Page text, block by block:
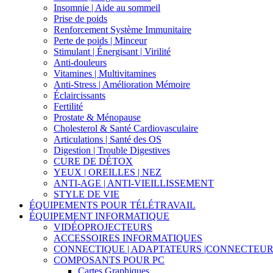
Insomnie | Aide au sommeil
Prise de poids
Renforcement Système Immunitaire
Perte de poids | Minceur
Stimulant | Énergisant | Virilité
Anti-douleurs
Vitamines | Multivitamines
Anti-Stress | Amélioration Mémoire
Éclaircissants
Fertilité
Prostate & Ménopause
Cholesterol & Santé Cardiovasculaire
Articulations | Santé des OS
Digestion | Trouble Digestives
CURE DE DÉTOX
YEUX | OREILLES | NEZ
ANTI-AGE | ANTI-VIEILLISSEMENT
STYLE DE VIE
ÉQUIPEMENTS POUR TÉLÉTRAVAIL
ÉQUIPEMENT INFORMATIQUE
VIDÉOPROJECTEURS
ACCESSOIRES INFORMATIQUES
CONNECTIQUE | ADAPTATEURS
COMPOSANTS POUR PC
Cartes Graphiques